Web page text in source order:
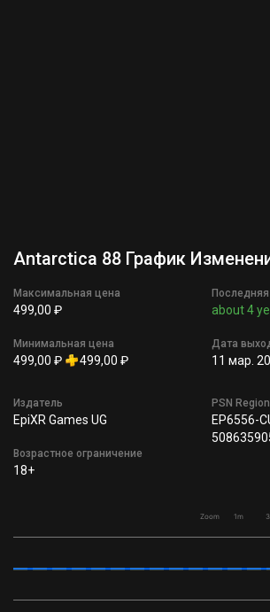
Antarctica 88 График
Максимальная цена
499,00 ₽
Минимальная цена
499,00 ₽ 499,00 ₽
about 4
Дата
11 мар.
Издатель
EpiXR Games UG
Возрастное ограничение
18+
PSN
EP6556-
Zoom 1m